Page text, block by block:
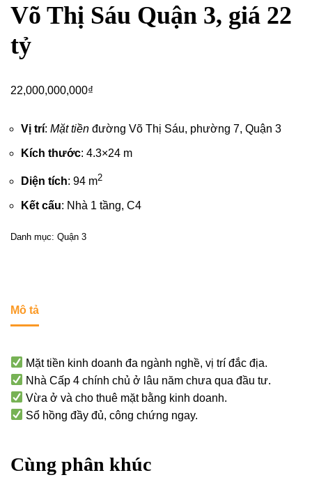
Võ Thị Sáu Quận 3, giá 22
tỷ
22,000,000,000₫
Vị trí: Mặt tiền đường Võ Thị Sáu, phường 7, Quận 3
Kích thước: 4.3×24 m
Diện tích: 94 m2
Kết cấu: Nhà 1 tầng, C4
Danh mục: Quận 3
Mô tả
Mặt tiền kinh doanh đa ngành nghề, vị trí đắc địa.
Nhà Cấp 4 chính chủ ở lâu năm chưa qua đầu tư.
Vừa ở và cho thuê mặt bằng kinh doanh.
Sổ hồng đầy đủ, công chứng ngay.
Cùng phân khúc